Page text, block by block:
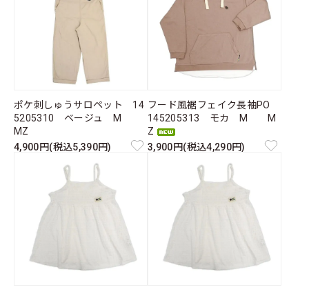
ポケ刺しゅうサロペット 14
5205310 ベージュ M
MZ
4,900円(税込5,390円)
フード風裾フェイク長袖PO
145205313 モカ M M
Z
3,900円(税込4,290円)